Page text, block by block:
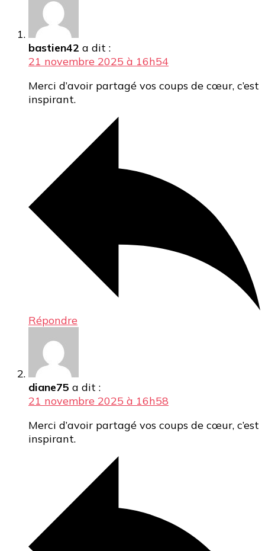
bastien42 a dit :
21 novembre 2025 à 16h54
Merci d’avoir partagé vos coups de cœur, c’est
inspirant.
Répondre
diane75 a dit :
21 novembre 2025 à 16h58
Merci d’avoir partagé vos coups de cœur, c’est
inspirant.